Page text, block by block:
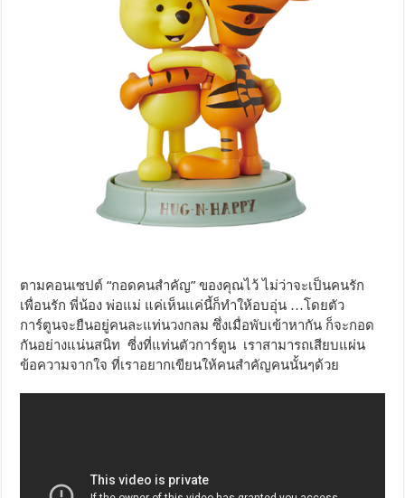
ตามคอนเซปต์ “กอดคนสำคัญ” ของคุณไว้ ไม่ว่าจะเป็นคนรัก
เพื่อนรัก พี่น้อง พ่อแม่ แค่เห็นแค่นี้ก็ทำให้อบอุ่น …โดยตัว
การ์ตูนจะยืนอยู่คนละแท่นวงกลม ซึ่งเมื่อพับเข้าหากัน ก็จะกอด
กันอย่างแน่นสนิท ซี่งที่แท่นตัวการ์ตูน เราสามารถเสียบแผ่น
ข้อความจากใจ ที่เราอยากเขียนให้คนสำคัญคนนั้นๆด้วย